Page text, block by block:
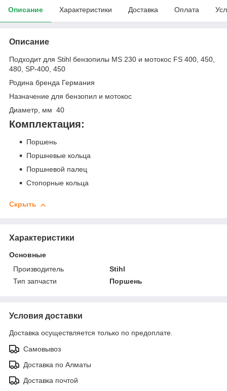
Описание Характеристики Доставка Оплата
Описание
Подходит для Stihl бензопилы MS 230 и мотокос FS 400, 450,
480, SP-400, 450
Родина бренда Германия
Назначение для бензопил и мотокос
Диаметр, мм 40
Комплектация:
Поршень
Поршневые кольца
Поршневой палец
Стопорные кольца
Скрыть
Характеристики
Основные
Производитель
Stihl
Тип запчасти
Поршень
Условия доставки
Доставка осуществляется только по предоплате.
Самовывоз
Доставка по Алматы
Доставка почтой